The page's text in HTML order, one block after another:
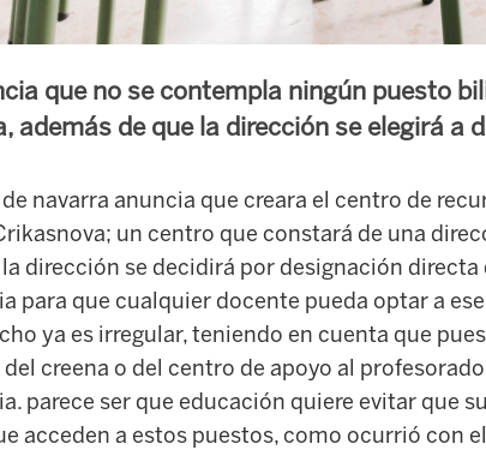
que no se contempla ningún puesto
además de que la dirección se elegirá a
navarra anuncia que creara el centro de
un centro que constará de una
dirección se decidirá por designación
para que cualquier docente pueda optar a
ya es irregular, teniendo en cuenta que
creena o del centro de apoyo al
parece ser que educación quiere evitar que
acceden a estos puestos, como ocurrió con